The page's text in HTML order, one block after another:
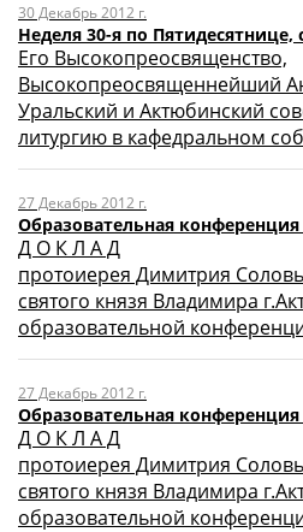
30 Декабрь 2012 г.
Неделя 30-я по Пятидесятнице,
Его Высокопреосвященство,
Высокопреосвященнейший
Уральский и Актюбинский
литургию в кафедральном
27 Декабрь 2012 г.
Образовательная
Д О К Л А Д
протоиерея Димитрия
святого князя Владимира
образовательной
27 Декабрь 2012 г.
Образовательная
Д О К Л А Д
протоиерея Димитрия
святого князя Владимира
образовательной